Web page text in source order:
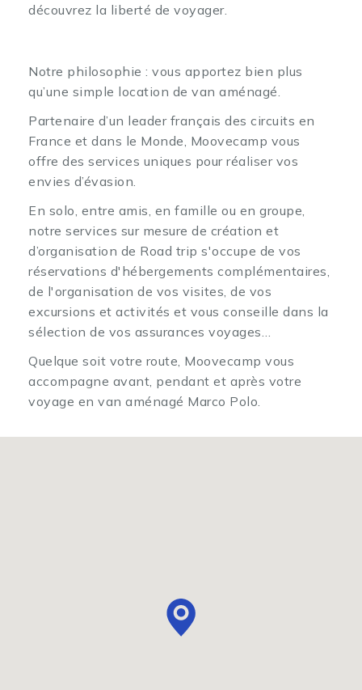
découvrez la liberté de voyager.
Notre philosophie : vous apportez bien plus
qu’une simple location de van aménagé.
Partenaire d’un leader français des circuits en
France et dans le Monde, Moovecamp vous
offre des services uniques pour réaliser vos
envies d’évasion.
En solo, entre amis, en famille ou en groupe,
notre services sur mesure de création et
d’organisation de Road trip s'occupe de vos
réservations d'hébergements complémentaires,
de l'organisation de vos visites, de vos
excursions et activités et vous conseille dans la
sélection de vos assurances voyages…
Quelque soit votre route, Moovecamp vous
accompagne avant, pendant et après votre
voyage en van aménagé Marco Polo.